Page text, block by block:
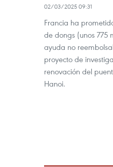
02/03/2025 09:31
Francia ha
de dongs (unos 775
ayuda no
proyecto de
renovación del
Hanoi.